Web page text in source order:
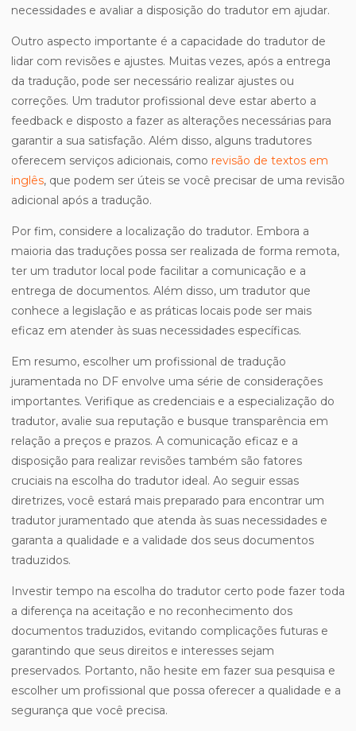
necessidades e avaliar a disposição do tradutor em ajudar.
Outro aspecto importante é a capacidade do tradutor de
lidar com revisões e ajustes. Muitas vezes, após a entrega
da tradução, pode ser necessário realizar ajustes ou
correções. Um tradutor profissional deve estar aberto a
feedback e disposto a fazer as alterações necessárias para
garantir a sua satisfação. Além disso, alguns tradutores
oferecem serviços adicionais, como revisão de textos em
inglês, que podem ser úteis se você precisar de uma revisão
adicional após a tradução.
Por fim, considere a localização do tradutor. Embora a
maioria das traduções possa ser realizada de forma remota,
ter um tradutor local pode facilitar a comunicação e a
entrega de documentos. Além disso, um tradutor que
conhece a legislação e as práticas locais pode ser mais
eficaz em atender às suas necessidades específicas.
Em resumo, escolher um profissional de tradução
juramentada no DF envolve uma série de considerações
importantes. Verifique as credenciais e a especialização do
tradutor, avalie sua reputação e busque transparência em
relação a preços e prazos. A comunicação eficaz e a
disposição para realizar revisões também são fatores
cruciais na escolha do tradutor ideal. Ao seguir essas
diretrizes, você estará mais preparado para encontrar um
tradutor juramentado que atenda às suas necessidades e
garanta a qualidade e a validade dos seus documentos
traduzidos.
Investir tempo na escolha do tradutor certo pode fazer toda
a diferença na aceitação e no reconhecimento dos
documentos traduzidos, evitando complicações futuras e
garantindo que seus direitos e interesses sejam
preservados. Portanto, não hesite em fazer sua pesquisa e
escolher um profissional que possa oferecer a qualidade e a
segurança que você precisa.